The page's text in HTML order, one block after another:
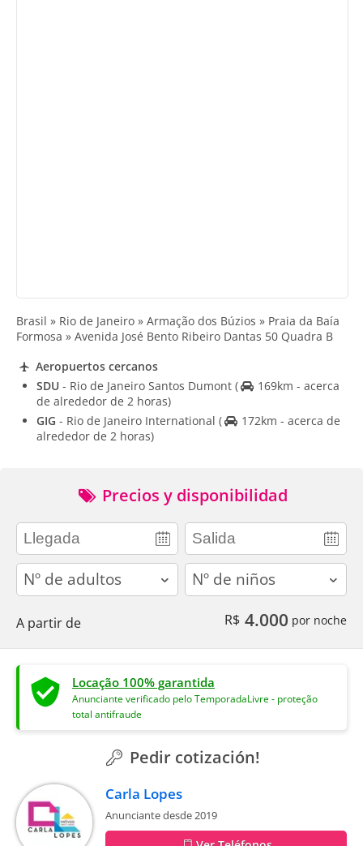
Brasil » Rio de Janeiro » Armação dos Búzios » Praia da Baía
Formosa » Avenida José Bento Ribeiro Dantas 50 Quadra B
Aeropuertos cercanos
SDU - Rio de Janeiro Santos Dumont (
169km - acerca
de alrededor de 2 horas)
GIG - Rio de Janeiro International (
172km - acerca de
alrededor de 2 horas)
Precios y disponibilidad
adults children
A partir de R$ 4.000 por noche
Locação 100% garantida
Anunciante verificado pelo TemporadaLivre - proteção
total antifraude
Pedir cotización!
Carla Lopes
Anunciante desde 2019